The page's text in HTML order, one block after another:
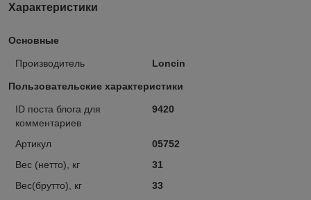
Характеристики
Основные
Производитель Loncin
Пользовательские характеристики
ID поста блога для
комментариев
9420
Артикул
05752
Вес (нетто), кг
31
Вес(брутто), кг
33